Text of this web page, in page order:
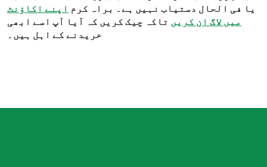
یا فی الحال دستیاب نہیں ہے۔ براہ کرم اپنے اکاؤنٹ
میں لاگ ان کریں تاکہ چیک کریں کہ آیا آپ اسے ابھی
خریدنے کے اہل ہیں۔